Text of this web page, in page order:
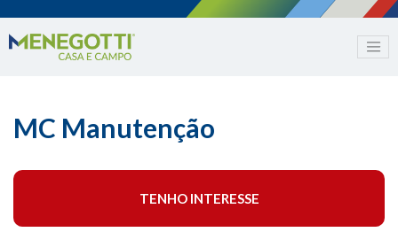
MC Manutenção
TENHO INTERESSE